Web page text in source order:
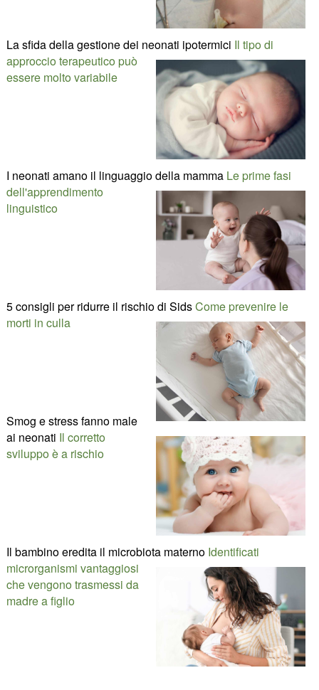
La sfida della gestione dei neonati ipotermici Il tipo di
approccio terapeutico può
essere molto variabile
I neonati amano il linguaggio della mamma Le prime fasi
dell'apprendimento
linguistico
5 consigli per ridurre il rischio di SidsCome prevenire le
morti in culla
Smog e stress fanno male
ai neonati Il corretto
sviluppo è a rischio
Il bambino eredita il microbiota materno Identificati
microrganismi vantaggiosi
che vengono trasmessi da
madre a figlio